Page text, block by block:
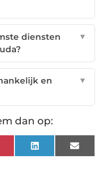
diensten
▼
en
▼
dan op:
LinkedIn Email